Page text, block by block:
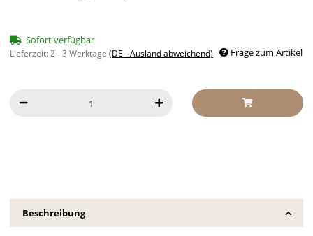
Sofort verfügbar
Lieferzeit:2 - 3 Werktage (DE - Ausland abweichend) Frage zum Artikel
Beschreibung